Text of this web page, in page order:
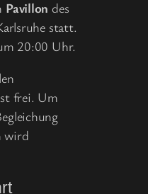
Pavillon des
statt.
20:00 Uhr.
frei. Um
wird